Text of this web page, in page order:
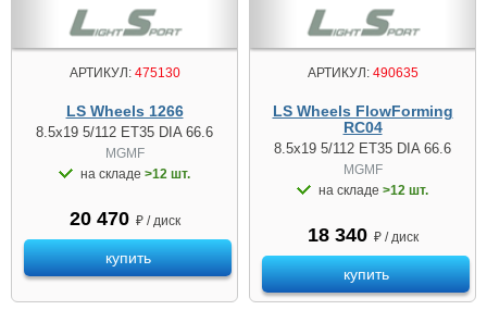
АРТИКУЛ:475130
LS Wheels 1266
8.5x19 5/112 ET35 DIA 66.6
MGMF
на складе >12 шт.
20 470 ₽ / диск
купить
АРТИКУЛ:490635
LS Wheels FlowForming
RC04
8.5x19 5/112 ET35 DIA 66.6
MGMF
на складе >12 шт.
18 340 ₽ / диск
купить